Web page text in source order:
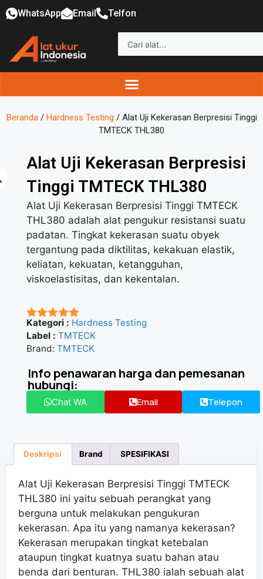
WhatsApp Email Telfon
Beranda/ Hardness Testing / Alat Uji Kekerasan Berpresisi Tinggi
TMTECK THL380
Alat Uji Kekerasan Berpresisi
Tinggi TMTECK THL380
Alat Uji Kekerasan Berpresisi Tinggi TMTECK
THL380 adalah alat pengukur resistansi suatu
padatan. Tingkat kekerasan suatu obyek
tergantung pada diktilitas, kekakuan elastik,
keliatan, kekuatan, ketangguhan,
viskoelastisitas, dan kekentalan.
★★★★★
Kategori : Hardness Testing
Label : TMTECK
Brand: TMTECK
Info penawaran harga dan pemesanan
hubungi:
Chat WA Email Telepon
Deskripsi Brand SPESIFIKASI
Alat Uji Kekerasan Berpresisi Tinggi TMTECK
THL380 ini yaitu sebuah perangkat yang
berguna untuk melakukan pengukuran
kekerasan. Apa itu yang namanya kekerasan?
Kekerasan merupakan tingkat ketebalan
ataupun tingkat kuatnya suatu bahan atau
benda dari benturan. THL380 ialah sebuah alat